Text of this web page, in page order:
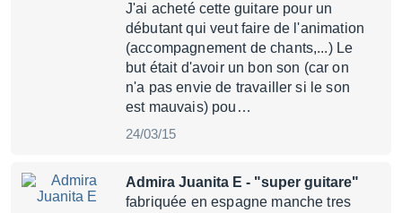
J'ai acheté cette guitare pour un
débutant qui veut faire de l'animation
(accompagnement de chants,...) Le
but était d'avoir un bon son (car on
n'a pas envie de travailler si le son
est mauvais) pou…
24/03/15
Admira Juanita E - "super guitare"
fabriquée en espagne manche tres